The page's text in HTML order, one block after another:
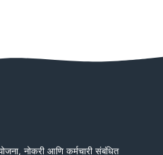
नोकरी आणि कर्मचारी संबंधित